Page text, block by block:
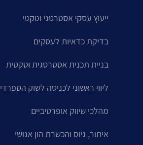
ייעוץ עסקי אסטרטגי וטקטי
בדיקת כדאיות לעסקים
בניית תכנית אסטרטגית וטקטית
ליווי ראשוני לכניסה לשוק הספרדי
מהלכי שיווק אופרטיביים
איתור, גיוס והכשרת הון אנושי